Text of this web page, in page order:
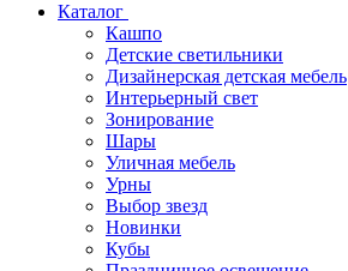
Каталог
Кашпо
Детские светильники
Дизайнерская детская мебель
Интерьерный свет
Зонирование
Шары
Уличная мебель
Урны
Выбор звезд
Новинки
Кубы